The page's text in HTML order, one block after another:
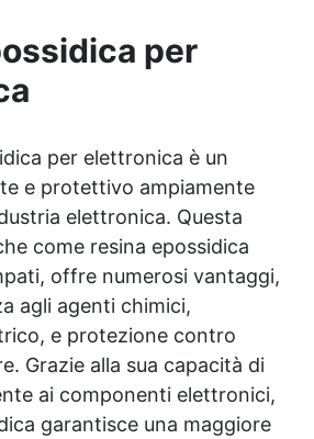
e priva di bolle. ✅ Facile
e pratico, consente una
e veloce, anche su ampie
adatti a prodotti a base
per
per elettronica è un
e protettivo ampiamente
elettronica. Questa
come resina epossidica
offre numerosi vantaggi,
agli agenti chimici,
e protezione contro
Grazie alla sua capacità di
ai componenti elettronici,
garantisce una maggiore